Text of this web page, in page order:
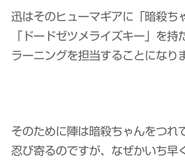
迅はそのヒューマギアに「暗殺ち
「ドードゼツメライズキー」を持
ラーニングを担当することになり
そのために陣は暗殺ちゃんをつれ
忍び寄るのですが、なぜかいち